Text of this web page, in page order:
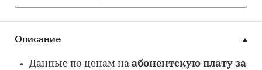
Описание
Данные по ценам наабонентскую плату за